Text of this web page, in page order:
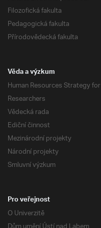
Filozofická fakulta
Pedagogická fakulta
Přírodovědecká fakulta
Věda a výzkum
Human Resources Strategy for
Researchers
Vědecká rada
Ediční činnost
Mezinárodní projekty
Národní projekty
Smluvní výzkum
Pro veřejnost
O Univerzitě